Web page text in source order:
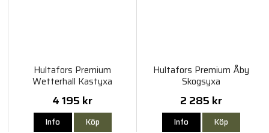
Hultafors Premium
Wetterhall Kastyxa
4 195 kr
Info Köp
Hultafors Premium Åby
Skogsyxa
2 285 kr
Info Köp